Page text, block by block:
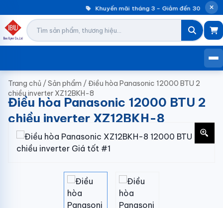
Khuyến mãi tháng 3 – Giảm đến 30%
Trang chủ /Sản phẩm /Điều hòa Panasonic 12000 BTU 2
chiều inverter XZ12BKH-8
Điều hòa Panasonic 12000 BTU 2
chiều inverter XZ12BKH-8